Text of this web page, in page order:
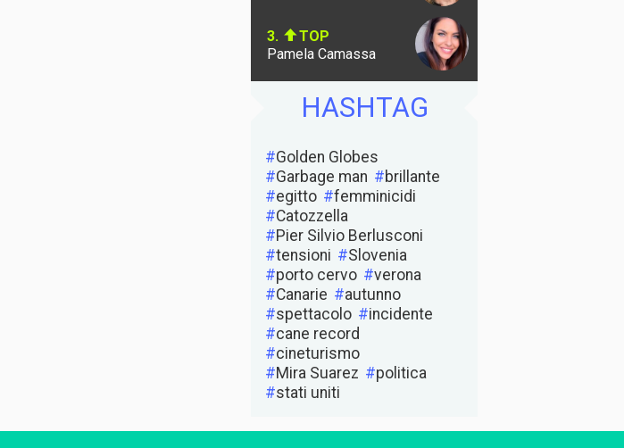
3.
TOP
Pamela Camassa
HASHTAG
Golden Globes
Garbage man
brillante
egitto
femminicidi
Catozzella
Pier Silvio Berlusconi
tensioni
Slovenia
porto cervo
verona
Canarie
autunno
spettacolo
incidente
cane record
cineturismo
Mira Suarez
politica
stati uniti